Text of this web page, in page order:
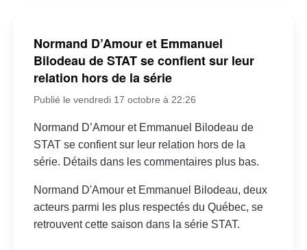
Normand D’Amour et Emmanuel
Bilodeau de STAT se confient sur leur
relation hors de la série
Publié le vendredi 17 octobre à 22:26
Normand D’Amour et Emmanuel Bilodeau de
STAT se confient sur leur relation hors de la
série. Détails dans les commentaires plus bas.
Normand D'Amour et Emmanuel Bilodeau, deux
acteurs parmi les plus respectés du Québec, se
retrouvent cette saison dans la série STAT.